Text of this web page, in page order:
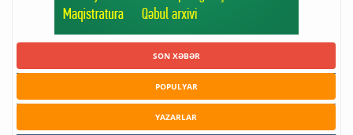
SON XƏBƏR
POPULYAR
YAZARLAR